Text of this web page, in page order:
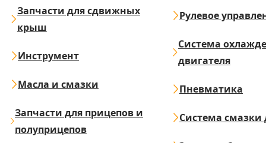
Запчасти для сдвижных
крыш
Инструмент
Масла и смазки
Запчасти для прицепов и
полуприцепов
Рулевое
Система
двигателя
Пневматика
Система смазки